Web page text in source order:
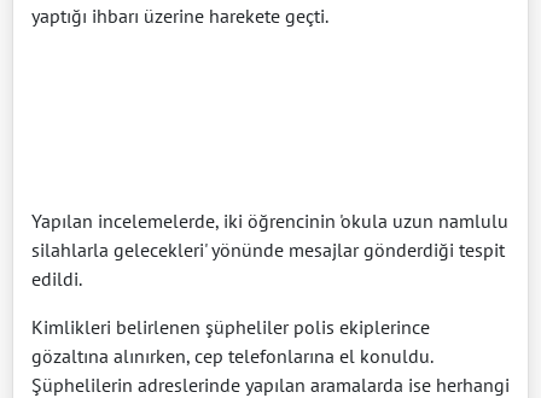
yaptığı ihbarı üzerine harekete geçti.
Yapılan incelemelerde, iki öğrencinin 'okula uzun namlulu
silahlarla gelecekleri' yönünde mesajlar gönderdiği tespit
edildi.
Kimlikleri belirlenen şüpheliler polis ekiplerince
gözaltına alınırken, cep telefonlarına el konuldu.
Şüphelilerin adreslerinde yapılan aramalarda ise herhangi